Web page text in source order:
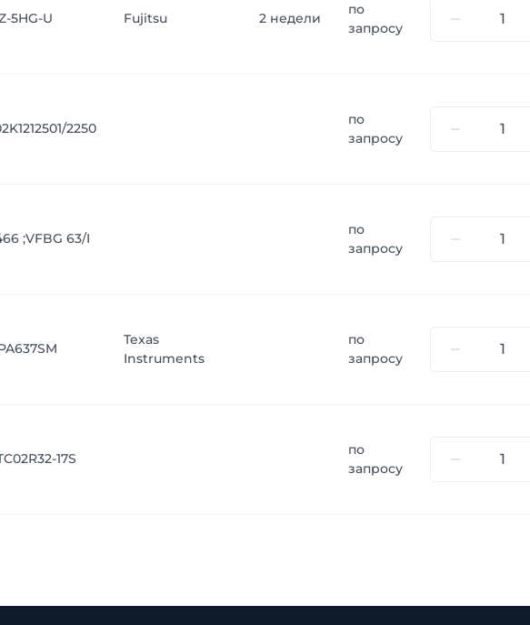
5HG-U Fujitsu 2 недели
по
запросу
2250
по
запросу
;VFBG 63/I
по
запросу
Texas
Instruments
по
запросу
17S
по
запросу